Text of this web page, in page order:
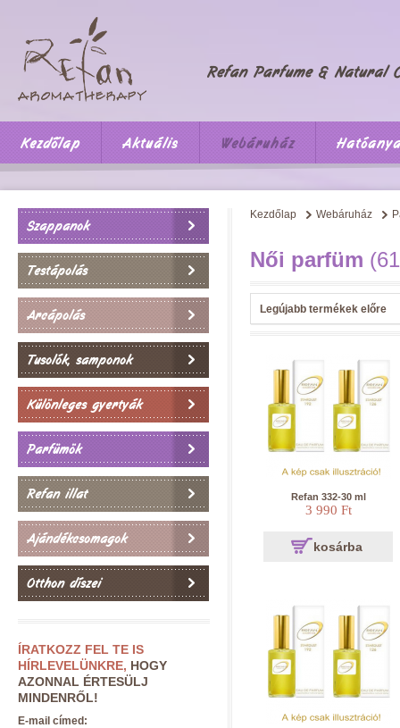
Kezdőlap Aktuális Webáruház
Szappanok
Testápolás
Arcápolás
Tusolók, samponok
Különleges gyertyák
Parfümök
Refan illat
Ajándékcsomagok
Otthon díszei
ÍRATKOZZ FEL TE IS
HÍRLEVELÜNKRE, HOGY
AZONNAL ÉRTESÜLJ
MINDENRŐL!
E-mail címed:
Kezdőlap Webáruház
Női parfüm
Legújabb termékek előre
Refan 332-30 ml
3 990 Ft
kosárba